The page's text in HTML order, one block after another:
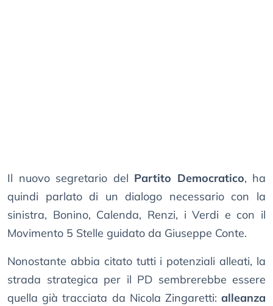
Il nuovo segretario del Partito Democratico, ha
quindi parlato di un dialogo necessario con la
sinistra, Bonino, Calenda, Renzi, i Verdi e con il
Movimento 5 Stelle guidato da Giuseppe Conte.
Nonostante abbia citato tutti i potenziali alleati, la
strada strategica per il PD sembrerebbe essere
quella già tracciata da Nicola Zingaretti: alleanza